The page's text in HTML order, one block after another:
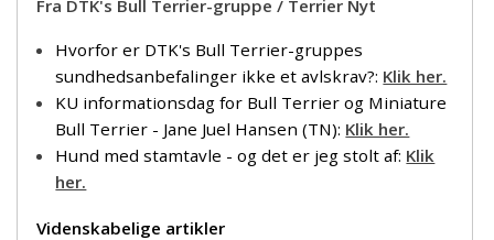
Fra DTK's Bull Terrier-gruppe / Terrier Nyt
Hvorfor er DTK's Bull Terrier-gruppes
sundhedsanbefalinger ikke et avlskrav?: Klik her.
KU informationsdag for Bull Terrier og Miniature
Bull Terrier - Jane Juel Hansen (TN): Klik her.
Hund med stamtavle - og det er jeg stolt af: Klik
her.
Videnskabelige artikler